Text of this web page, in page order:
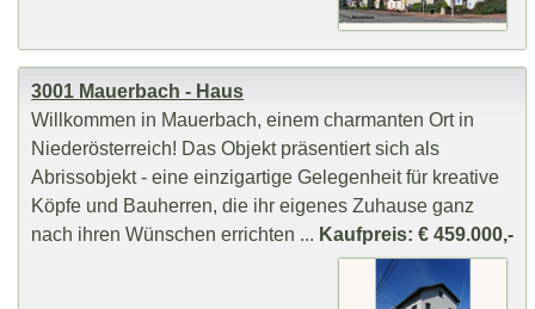
3001 Mauerbach - Haus
Willkommen in Mauerbach, einem charmanten Ort in
Niederösterreich! Das Objekt präsentiert sich als
Abrissobjekt - eine einzigartige Gelegenheit für kreative
Köpfe und Bauherren, die ihr eigenes Zuhause ganz
nach ihren Wünschen errichten ... Kaufpreis: € 459.000,-